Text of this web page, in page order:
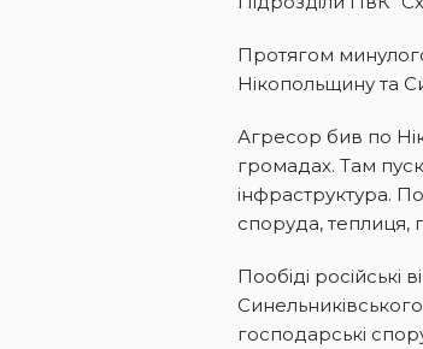
Протягом
Нікопольщину та
Агресор бив по
громадах. Там
інфраструктура.
споруда, теплиця,
Пообіді
господарські